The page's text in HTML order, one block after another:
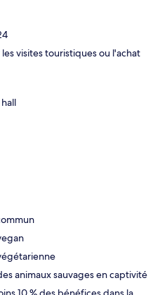
visites touristiques ou l'achat
animaux sauvages en captivité